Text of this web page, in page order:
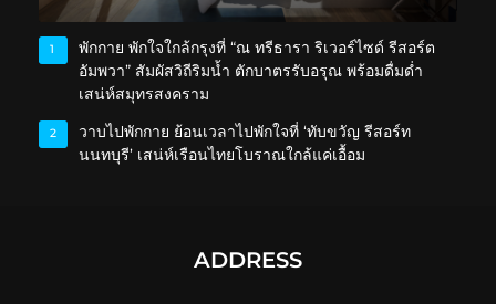
1
พักกาย พักใจใกล้กรุงที่ “ณ ทรีธารา ริเวอร์ไซด์ รีสอร์ต
อัมพวา” สัมผัสวิถีริมน้ำ ตักบาตรรับอรุณ พร้อมดื่มด่ำ
เสน่ห์สมุทรสงคราม
2
วาบไปพักกาย ย้อนเวลาไปพักใจที่ ‘ทับขวัญ รีสอร์ท
นนทบุรี’ เสน่ห์เรือนไทยโบราณใกล้แค่เอื้อม
ADDRESS